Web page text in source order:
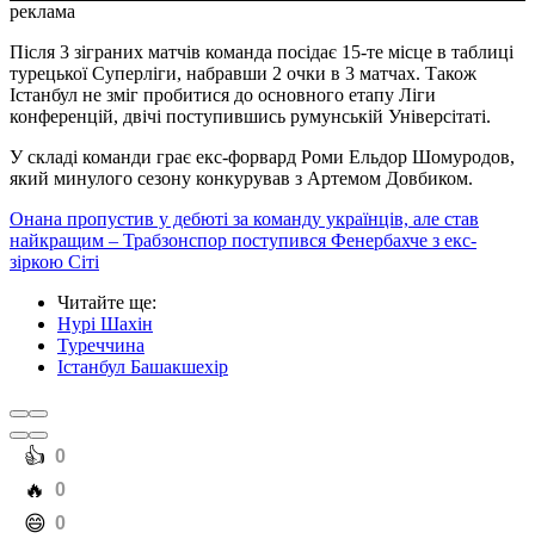
реклама
Після 3 зіграних матчів команда посідає 15-те місце в таблиці
турецької Суперліги, набравши 2 очки в 3 матчах. Також
Істанбул не зміг пробитися до основного етапу Ліги
конференцій, двічі поступившись румунській Універсітаті.
У складі команди грає екс-форвард Роми Ельдор Шомуродов,
який минулого сезону конкурував з Артемом Довбиком.
Онана пропустив у дебюті за команду українців, але став
найкращим – Трабзонспор поступився Фенербахче з екс-
зіркою Сіті
Читайте ще:
Нурі Шахін
Туреччина
Істанбул Башакшехір
️👍 0
️🔥 0
️😄 0